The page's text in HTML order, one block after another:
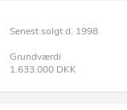
Senest solgt d. 1998
Grundværdi
1.633.000 DKK